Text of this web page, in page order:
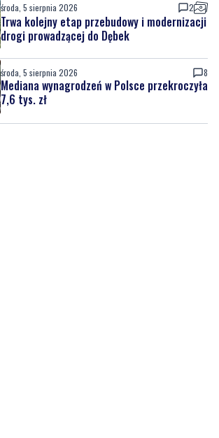
środa, 5 sierpnia 2026 2
Trwa kolejny etap przebudowy i modernizacji
drogi prowadzącej do Dębek
środa, 5 sierpnia 2026 8
Mediana wynagrodzeń w Polsce przekroczyła
7,6 tys. zł